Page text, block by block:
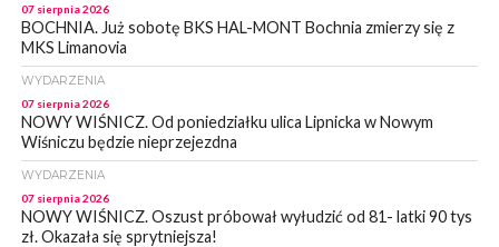
07 sierpnia 2026
BOCHNIA. Już sobotę BKS HAL-MONT Bochnia zmierzy się z
MKS Limanovia
WYDARZENIA
07 sierpnia 2026
NOWY WIŚNICZ. Od poniedziałku ulica Lipnicka w Nowym
Wiśniczu będzie nieprzejezdna
WYDARZENIA
07 sierpnia 2026
NOWY WIŚNICZ. Oszust próbował wyłudzić od 81- latki 90 tys
zł. Okazała się sprytniejsza!